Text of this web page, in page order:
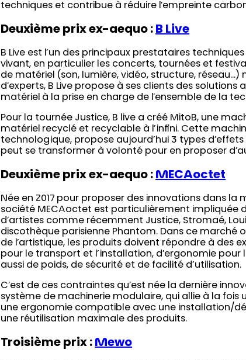
techniques et contribue à réduire l’empreinte
Deuxième prix ex-aequo : B Live
B Live est l’un des principaux prestataires
vivant, en particulier les concerts, tournées et
de matériel (son, lumière, vidéo, structure, réseau…)
d’experts, B Live propose à ses clients des
matériel à la prise en charge de l’ensemble de la
Pour la tournée Justice, B live a créé MitoB, une
matériel recyclé et recyclable à l’infini. Cette
technologique, propose aujourd’hui 3 types d’effets
peut se transformer à volonté pour en proposer
Deuxième prix ex-aequo : MECAoctet
Née en 2017 pour proposer des innovations dans la
société MECAoctet est particulièrement impliquée
d’artistes comme récemment Justice, Stromaé,
discothèque parisienne Phantom. Dans ce marché
de l’artistique, les produits doivent répondre à des
pour le transport et l’installation, d’ergonomie
aussi de poids, de sécurité et de facilité d’utilisation.
C’est de ces contraintes qu’est née la dernière
système de machinerie modulaire, qui allie à la fois
une ergonomie compatible avec une installation/
une réutilisation maximale des produits.
Troisième prix : Mewo